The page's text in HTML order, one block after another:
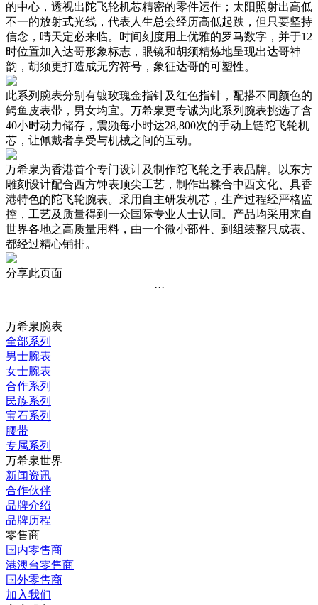
的中心，透视出陀飞轮机芯精密的零件运作；太阳照射出高低
不一的放射式光线，代表人生总会经历高低起跌，但只要坚持
信念，晴天定必来临。时间刻度用上优雅的罗马数字，并于12
时位置加入达哥形象标志，眼镜和胡须精炼地呈现出达哥神
韵，胡须更打造成无穷符号，象征达哥的可塑性。
此系列腕表分别有镀玫瑰金指针及红色指针，配搭不同颜色的
鳄鱼皮表带，男女均宜。万希泉更专诚为此系列腕表挑选了含
40小时动力储存，震频每小时达28,800次的手动上链陀飞轮机
芯，让佩戴者享受与机械之间的互动。
万希泉为香港首个专门设计及制作陀飞轮之手表品牌。以东方
雕刻设计配合西方钟表顶尖工艺，制作出糅合中西文化、具香
港特色的陀飞轮腕表。采用自主研发机芯，生产过程经严格监
控，工艺及质量得到一众国际专业人士认同。产品均采用来自
世界各地之高质量用料，由一个微小部件、到组装整只成表、
都经过精心铺排。
分享此页面
···
万希泉腕表
全部系列
男士腕表
女士腕表
合作系列
民族系列
宝石系列
腰带
专属系列
万希泉世界
新闻资讯
合作伙伴
品牌介绍
品牌历程
零售商
国内零售商
港澳台零售商
国外零售商
加入我们